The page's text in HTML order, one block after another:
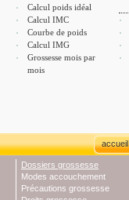
Calcul poids idéal
Calcul IMC
Courbe de poids
Calcul IMG
Grossesse mois par
mois
accueil
Dossiers grossesse
Modes accouchement
Précautions grossesse